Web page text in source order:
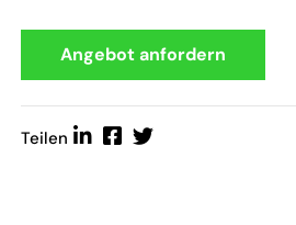
Angebot anfordern
Teilen